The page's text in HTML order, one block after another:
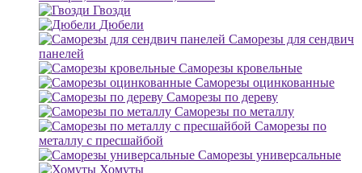
Гвозди
Дюбели
Саморезы для сендвич
панелей
Саморезы кровельные
Саморезы оцинкованные
Саморезы по дереву
Саморезы по металлу
Саморезы по
металлу с пресшайбой
Саморезы универсальные
Хомуты